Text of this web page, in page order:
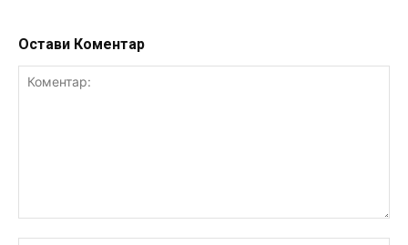
Остави Коментар